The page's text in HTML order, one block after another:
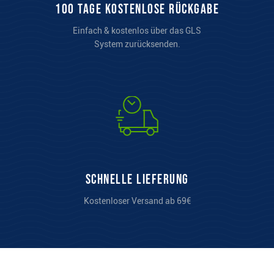
100 Tage kostenlose Rückgabe
Einfach & kostenlos über das GLS
System zurücksenden.
Schnelle Lieferung
Kostenloser Versand ab 69€